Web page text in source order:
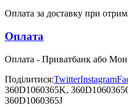
Оплата за доставку при
Оплата
Оплата - Приватбанк або
Поділитися:TwitterInstagram
360D1060365K,
360D1060365J